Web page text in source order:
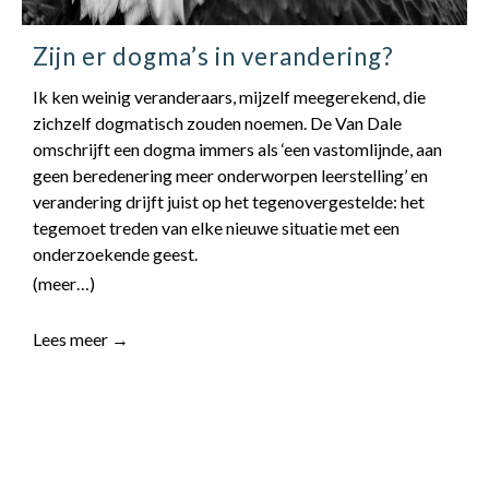
contact
Zijn er dogma’s in verandering?
Ik ken weinig veranderaars, mijzelf meegerekend, die
zichzelf dogmatisch zouden noemen. De Van Dale
omschrijft een dogma immers als ‘een vastomlijnde, aan
geen beredenering meer onderworpen leerstelling’ en
verandering drijft juist op het tegenovergestelde: het
tegemoet treden van elke nieuwe situatie met een
onderzoekende geest.
(meer…)
Lees meer →